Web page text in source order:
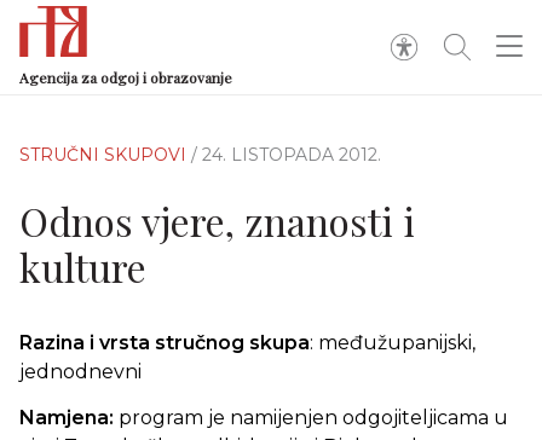
Agencija za odgoj i obrazovanje
STRUČNI SKUPOVI / 24. LISTOPADA 2012.
Odnos vjere, znanosti i
kulture
Razina i vrsta stručnog skupa: međužupanijski,
jednodnevni
Namjena: program je namijenjen odgojiteljicama u